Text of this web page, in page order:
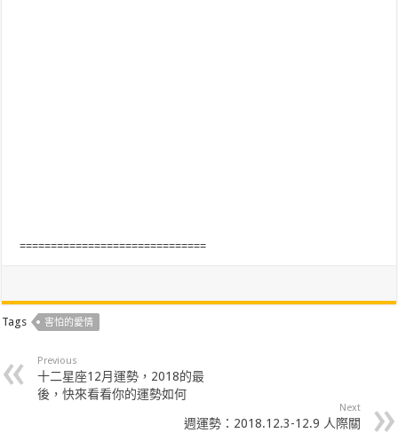
==============================
Tags 害怕的愛情
Previous
十二星座12月運勢，2018的最
後，快來看看你的運勢如何
Next
週運勢：2018.12.3-12.9 人際關